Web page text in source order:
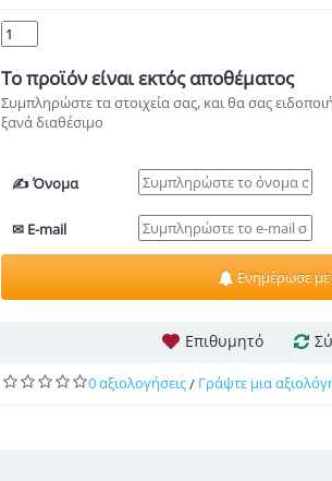
Το προϊόνείναι εκτός αποθέματος
Συμπληρώστε τα στοιχεία σας, και θα σας
ξανά διαθέσιμο
✍ Όνομα
✉ E-mail
Ενημέρωσε με
Επιθυμητό
0 αξιολογήσεις/ Γράψτε μια